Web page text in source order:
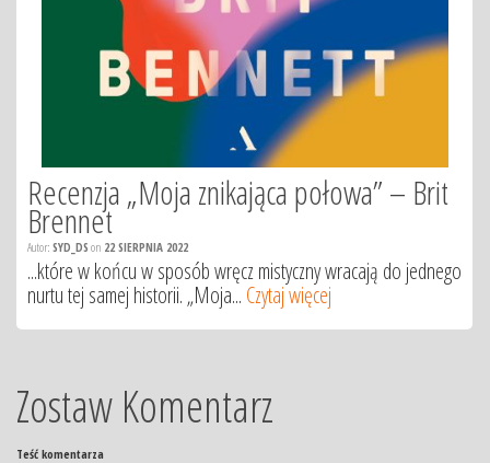
Recenzja „Moja znikająca połowa” – Brit
Brennet
Autor: SYD_DS on 22 SIERPNIA 2022
...które w końcu w sposób wręcz mistyczny wracają do jednego
nurtu tej samej historii. „Moja... Czytaj więcej
Zostaw Komentarz
Teść komentarza